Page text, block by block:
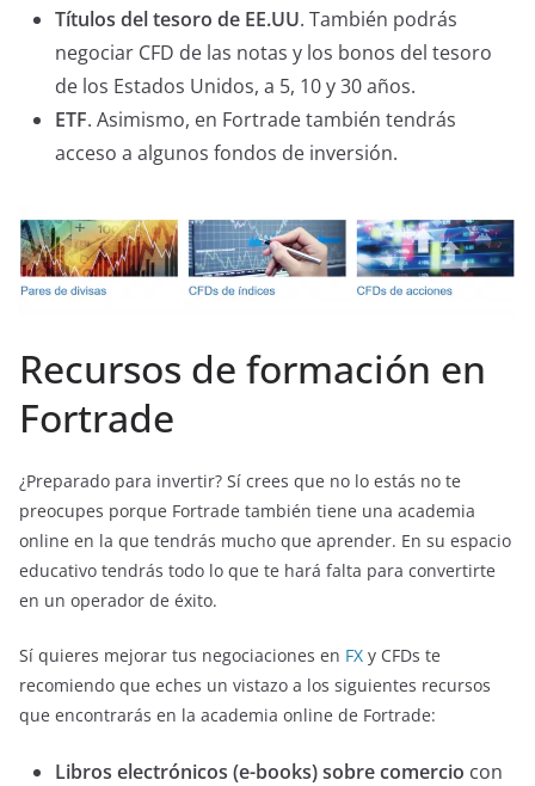
Títulos del tesoro de EE.UU. También podrás
negociar CFD de las notas y los bonos del tesoro
de los Estados Unidos, a 5, 10 y 30 años.
ETF. Asimismo, en Fortrade también tendrás
acceso a algunos fondos de inversión.
Recursos de formación en
Fortrade
¿Preparado para invertir? Sí crees que no lo estás no te
preocupes porque Fortrade también tiene una academia
online en la que tendrás mucho que aprender. En su espacio
educativo tendrás todo lo que te hará falta para convertirte
en un operador de éxito.
Sí quieres mejorar tus negociaciones en FX y CFDs te
recomiendo que eches un vistazo a los siguientes recursos
que encontrarás en la academia online de Fortrade:
Libros electrónicos (e-books) sobre comercio con